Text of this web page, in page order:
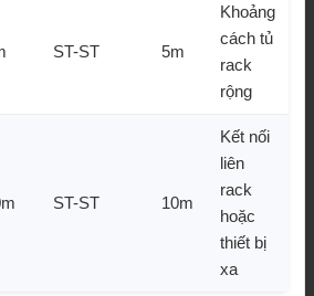
ST-ST 5m
Khoảng
cách tủ
rack
rộng
ST-ST 10m
Kết nối
liên
rack
hoặc
thiết bị
xa